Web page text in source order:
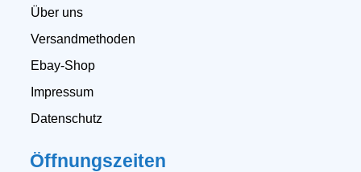
Über uns
Versandmethoden
Ebay-Shop
Impressum
Datenschutz
Öffnungszeiten